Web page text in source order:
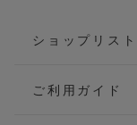
ショップリスト
ご利用ガイド